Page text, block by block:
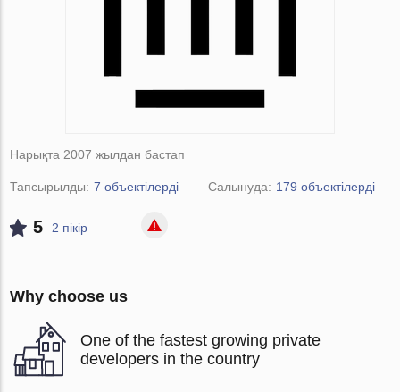
Нарықта 2007 жылдан бастап
Тапсырылды: 7 объектілерді Салынуда: 179 объектілерді
5 2 пікір
Why choose us
One of the fastest growing private
developers in the country